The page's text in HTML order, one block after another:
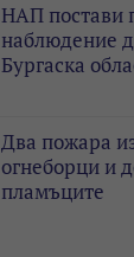
НАП постави
наблюдение
Бургаска
Два пожара
огнеборци и
пламъците